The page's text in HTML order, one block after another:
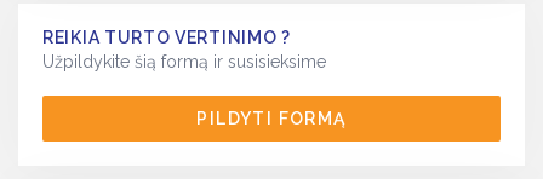
REIKIA TURTO VERTINIMO ?
Užpildykite šią formą ir susisieksime
PILDYTI FORMĄ